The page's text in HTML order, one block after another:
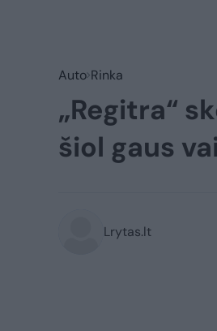
Auto Rinka
„Regitra“
šiol gaus
Lrytas.lt